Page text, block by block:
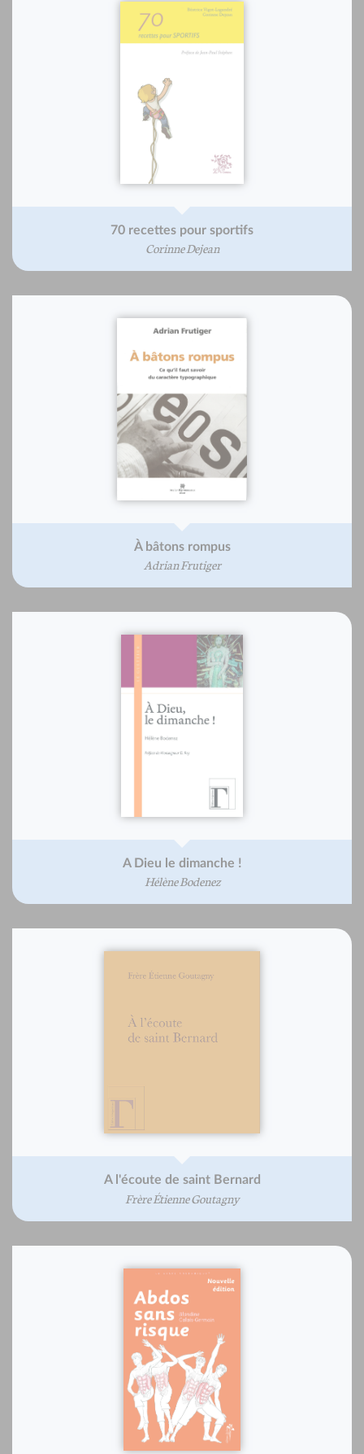
70 recettes pour sportifs
Corinne Dejean
À bâtons rompus
Adrian Frutiger
A Dieu le dimanche !
Hélène Bodenez
A l'écoute de saint Bernard
Frère Étienne Goutagny